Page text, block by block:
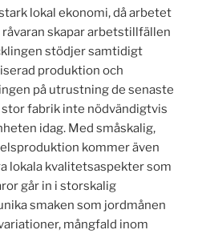
lokal ekonomi, då arbetet
skapar arbetstillfällen
stödjer samtidigt
produktion och
på utrustning de senaste
fabrik inte nödvändigtvis
idag. Med småskalig,
kommer även
lokala kvalitetsaspekter som
går in i storskalig
smaken som jordmånen
mångfald inom